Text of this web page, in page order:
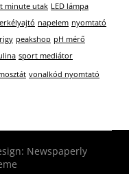
minute utak LED lámpa
napelem nyomtató
peakshop pH mérő
sport mediátor
vonalkód nyomtató
Newspaperly